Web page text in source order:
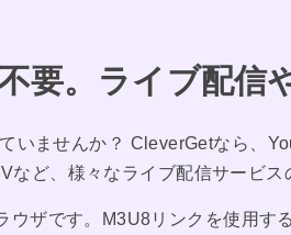
要。ライブ配信
いませんか？ CleverGetなら、
など、様々なライブ配信サービ
ザです。M3U8リンクを使用